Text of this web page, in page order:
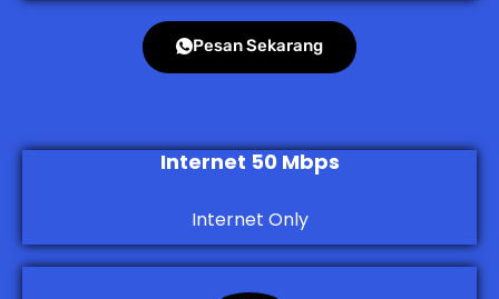
Pesan Sekarang
Internet 50 Mbps
Internet Only